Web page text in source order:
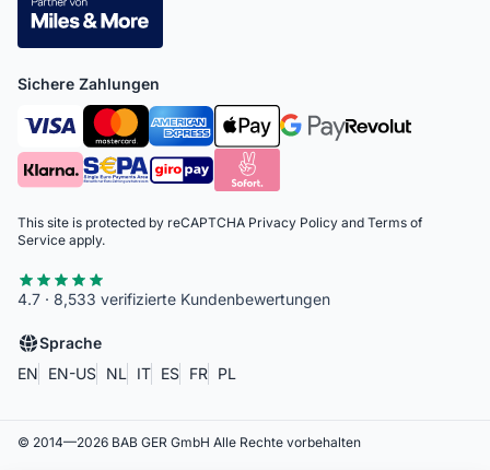
Sichere Zahlungen
This site is protected by reCAPTCHA Privacy Policy and Terms of
Service apply.
4.7 · 8,533 verifizierte Kundenbewertungen
Sprache
EN
EN-US NL IT ES FR PL
© 2014—2026 BAB GER GmbH Alle Rechte vorbehalten